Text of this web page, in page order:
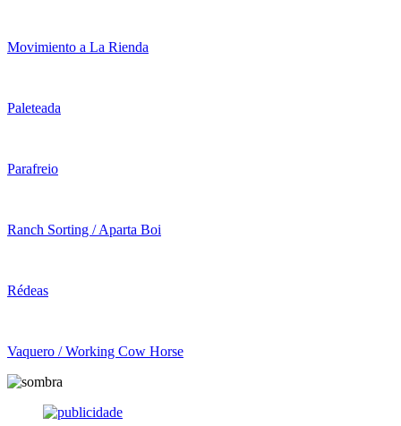
Movimiento a La Rienda
Paleteada
Parafreio
Ranch Sorting / Aparta Boi
Rédeas
Vaquero / Working Cow Horse